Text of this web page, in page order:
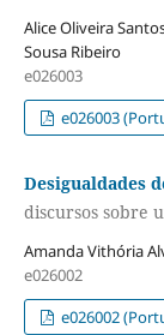
Alice Oliveira
Sousa Ribeiro
e026003
e026003
Desigualdades
discursos sobre
Amanda Vithória
e026002
e026002